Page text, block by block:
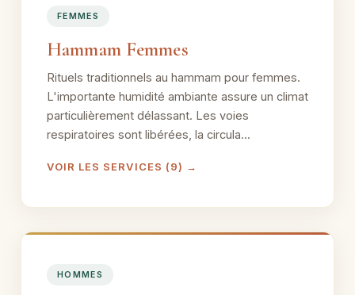
FEMMES
Hammam Femmes
Rituels traditionnels au hammam pour femmes.
L'importante humidité ambiante assure un climat
particulièrement délassant. Les voies
respiratoires sont libérées, la circula...
VOIR LES SERVICES (9) →
HOMMES